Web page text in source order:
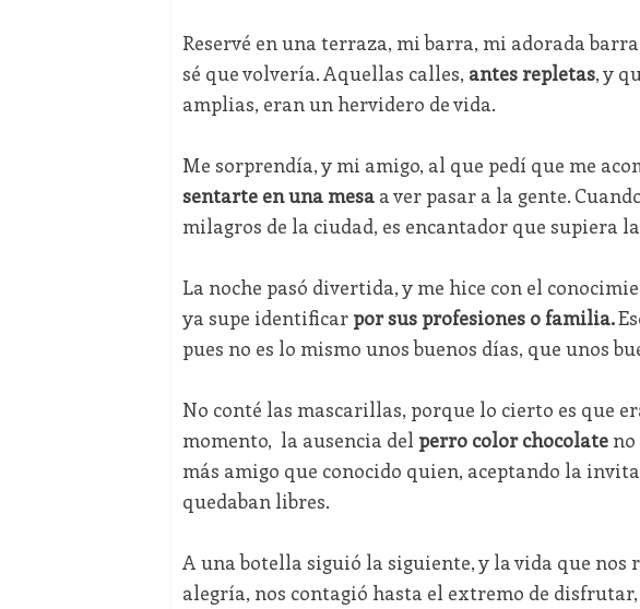
Reservé en una terraza, mi barra, mi adorada
sé que volvería. Aquellas calles, antes repletas, y
amplias, eran un hervidero de vida.
Me sorprendía, y mi amigo, al que pedí que me
sentarte en una mesaa ver pasar a la gente.
milagros de la ciudad, es encantador que supiera
La noche pasó divertida, y me hice con el
ya supe identificar por sus profesiones o familia.
pues no es lo mismo unos buenos días, que unos
No conté las mascarillas, porque lo cierto es que
momento, la ausencia del perro color chocolate
más amigo que conocido quien, aceptando la
quedaban libres.
A una botella siguió la siguiente, y la vida que
alegría, nos contagió hasta el extremo de disfrutar,